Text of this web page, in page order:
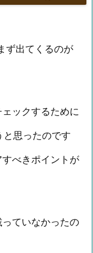
ず出てくるのが
ックするために
思ったのです
べきポイントが
ていなかったの